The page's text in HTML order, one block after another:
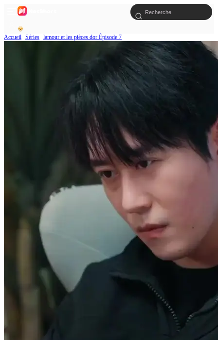
Accueil Séries lamour et les pièces dor Épisode 7